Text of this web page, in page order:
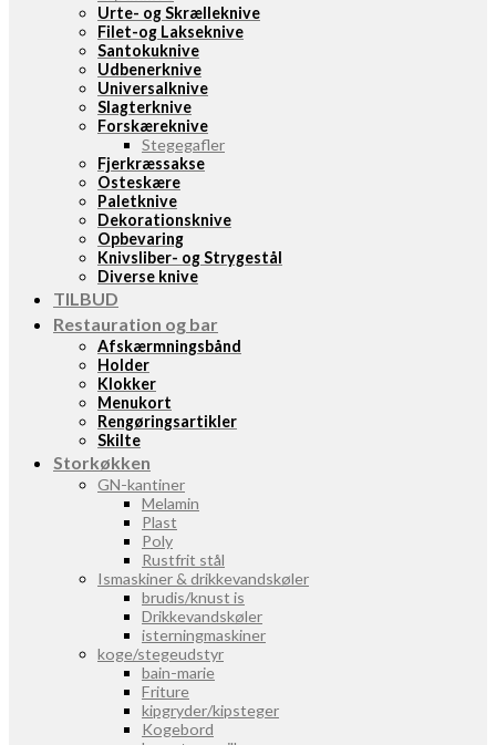
Urte- og Skrælleknive
Filet-og Lakseknive
Santokuknive
Udbenerknive
Universalknive
Slagterknive
Forskæreknive
Stegegafler
Fjerkræssakse
Osteskære
Paletknive
Dekorationsknive
Opbevaring
Knivsliber- og Strygestål
Diverse knive
TILBUD
Restauration og bar
Afskærmningsbånd
Holder
Klokker
Menukort
Rengøringsartikler
Skilte
Storkøkken
GN-kantiner
Melamin
Plast
Poly
Rustfrit stål
Ismaskiner & drikkevandskøler
brudis/knust is
Drikkevandskøler
isterningmaskiner
koge/stegeudstyr
bain-marie
Friture
kipgryder/kipsteger
Kogebord